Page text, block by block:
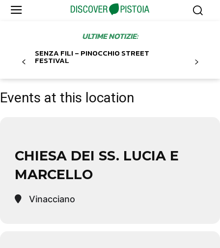
ULTIME NOTIZIE:
SENZA FILI – PINOCCHIO STREET
FESTIVAL
Events at this location
CHIESA DEI SS. LUCIA E
MARCELLO
Vinacciano